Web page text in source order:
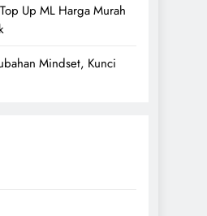
Top Up ML Harga Murah
Mindset, Kunci